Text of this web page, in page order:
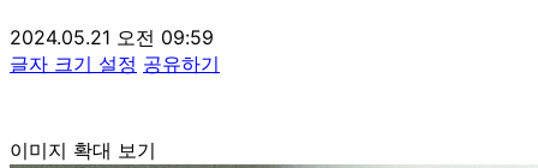
2024.05.21 오전 09:59
글자 크기 설정 공유하기
이미지 확대 보기